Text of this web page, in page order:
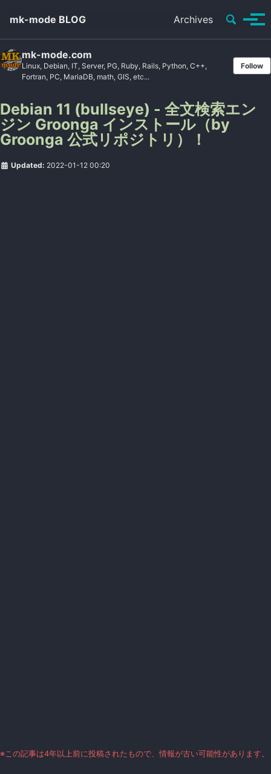
mk-mode BLOG Archives Toggle
mk-mode.com
Linux, Debian, IT, Server, PG, Ruby, Rails, Python, C++,
Fortran, PC, MariaDB, math, GIS, etc...
Follow
Debian 11 (bullseye) - 全文検索エン
ジン Groonga インストール（by
Groonga 公式リポジトリ）！
Updated: 2022-01-12 00:20
※この記事は4年以上前に投稿されたもので、情報が古い可能性があります。